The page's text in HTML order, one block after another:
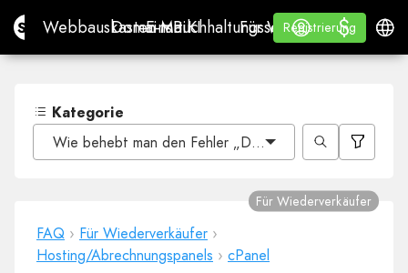
Site.proWebbauskasten mit KI
Webbauskasten mit KI
Domains
Domains
E-Mail
E-MailBuchhaltungssoftware
Buchhaltungssoftware
Für
Für Wiederverkäufer
WHITE LABEL
Lernen
Lernen
Registrierung
Registrierung
Anmelden
$
$
Kategorie
Wie behebt man den Fehler „Deprecated cPanel API 1
FAQ › Für Wiederverkäufer ›
Hosting/Abrechnungspanels › cPanel
Für Wiederverkäufer